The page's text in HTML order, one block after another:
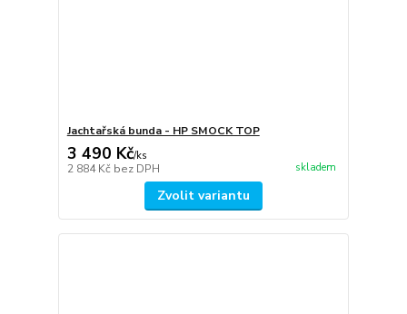
Jachtařská bunda - HP SMOCK TOP
3 490 Kč/ks
2 884 Kč bez DPH skladem
Zvolit variantu